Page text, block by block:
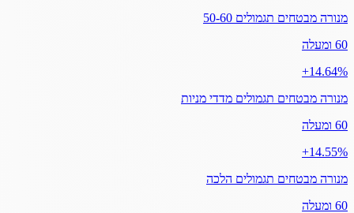
מנורה מבטחים תגמולים 50-60
60 ומעלה
‎+14.64%
מנורה מבטחים תגמולים מדדי מניות
60 ומעלה
‎+14.55%
מנורה מבטחים תגמולים הלכה
60 ומעלה